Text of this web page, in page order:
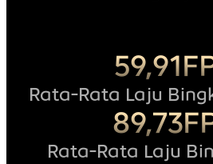
Rata-Rata Laju
Rata-Rata Laju